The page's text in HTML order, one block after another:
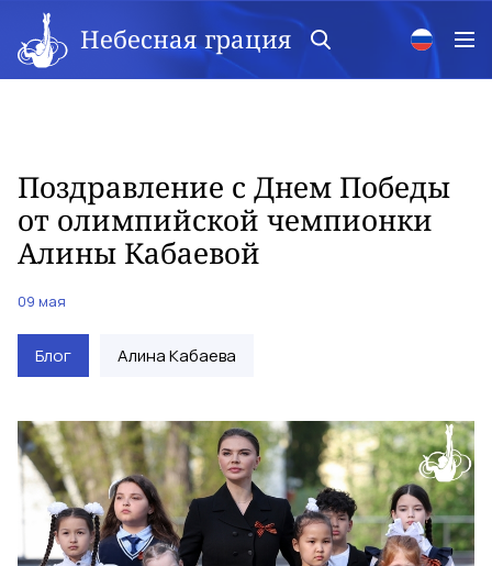
Небесная грация
Поздравление с Днем Победы
от олимпийской чемпионки
Алины Кабаевой
09 мая
Блог Алина Кабаева